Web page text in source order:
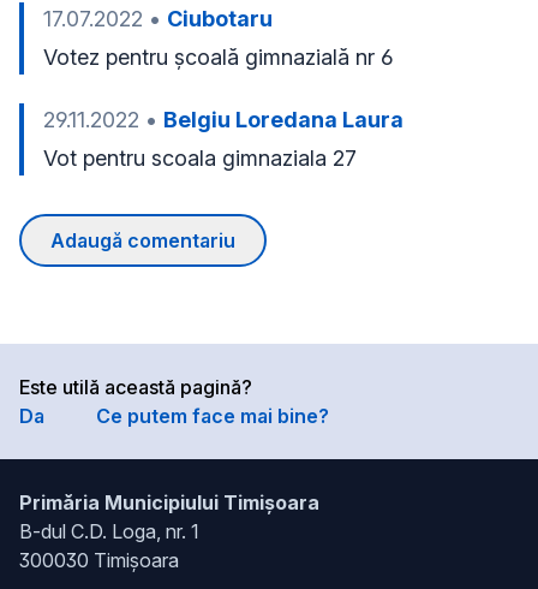
17.07.2022 • Ciubotaru
Votez pentru școală gimnazială nr 6
29.11.2022 • Belgiu Loredana Laura
Vot pentru scoala gimnaziala 27
Adaugă comentariu
Este utilă această pagină?
Da
Ce putem face mai bine?
Primăria Municipiului Timișoara
B-dul C.D. Loga, nr. 1
300030 Timișoara